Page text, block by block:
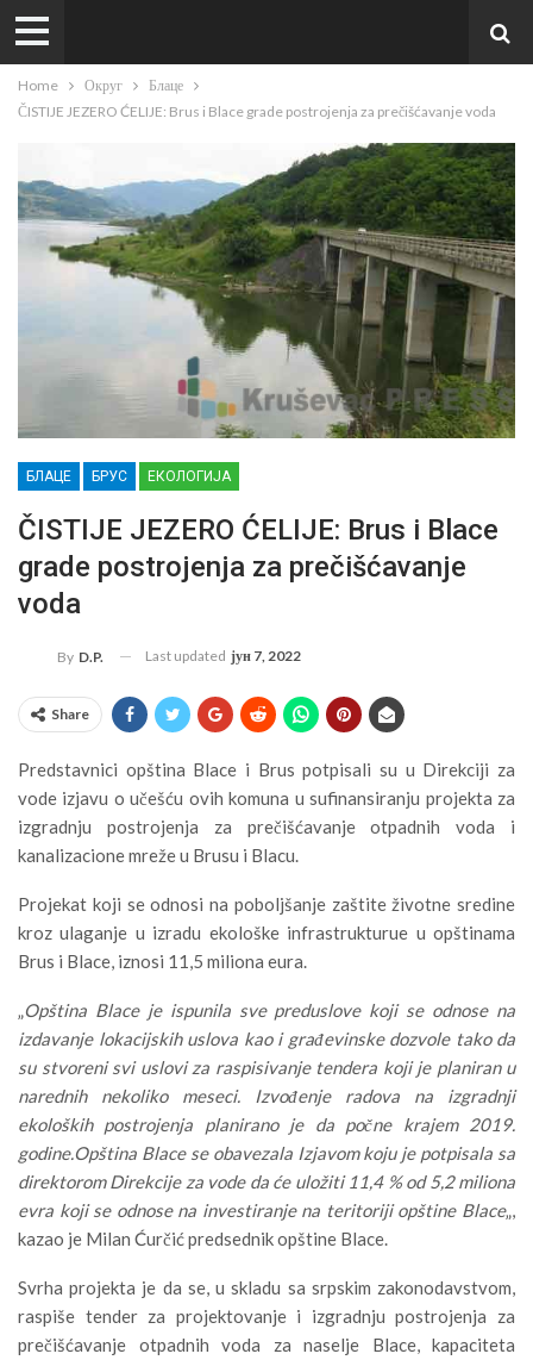
Home Округ
Блаце
ČISTIJE JEZERO ĆELIJE: Brus i Blace grade postrojenja za prečišćavanje voda
БЛАЦЕ БРУС ЕКОЛОГИЈА
ČISTIJE JEZERO ĆELIJE: Brus i Blace
grade postrojenja za prečišćavanje
voda
By D.P. Last updated јун 7, 2022
Share
Predstavnici opština Blace i Brus potpisali su u Direkciji za
vode izjavu o učešću ovih komuna u sufinansiranju projekta za
izgradnju postrojenja za prečišćavanje otpadnih voda i
kanalizacione mreže u Brusu i Blacu.
Projekat koji se odnosi na poboljšanje zaštite životne sredine
kroz ulaganje u izradu ekološke infrastrukturue u opštinama
Brus i Blace, iznosi 11,5 miliona eura.
„Opština Blace je ispunila sve preduslove koji se odnose na
izdavanje lokacijskih uslova kao i građevinske dozvole tako da
su stvoreni svi uslovi za raspisivanje tendera koji je planiran u
narednih nekoliko meseci. Izvođenje radova na izgradnji
ekoloških postrojenja planirano je da počne krajem 2019.
godine.Opština Blace se obavezala Izjavom koju je potpisala sa
direktorom Direkcije za vode da će uložiti 11,4 % od 5,2 miliona
evra koji se odnose na investiranje na teritoriji opštine Blace„,
kazao je Milan Ćurčić predsednik opštine Blace.
Svrha projekta je da se, u skladu sa srpskim zakonodavstvom,
raspiše tender za projektovanje i izgradnju postrojenja za
prečišćavanje otpadnih voda za naselje Blace, kapaciteta